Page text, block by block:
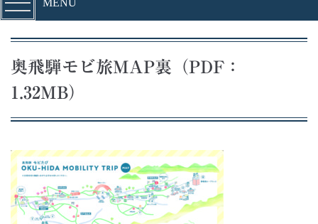
MENU
奥飛騨モビ旅MAP裏（PDF：
1.32MB）